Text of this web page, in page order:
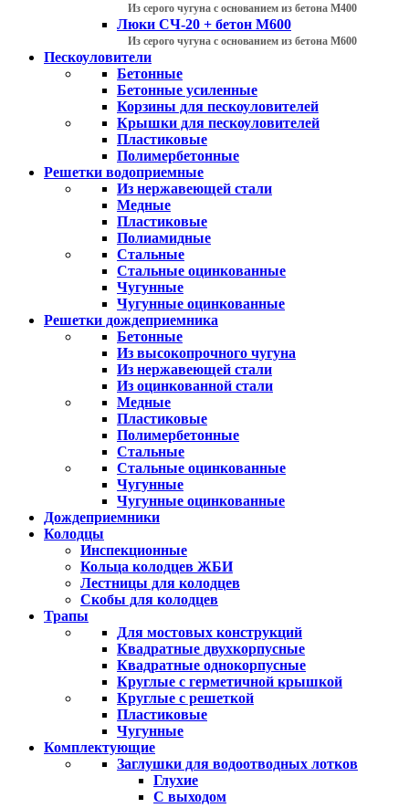
Из серого чугуна с основанием из бетона М400
Люки СЧ-20 + бетон М600
Из серого чугуна с основанием из бетона М600
Пескоуловители
Бетонные
Бетонные усиленные
Корзины для пескоуловителей
Крышки для пескоуловителей
Пластиковые
Полимербетонные
Решетки водоприемные
Из нержавеющей стали
Медные
Пластиковые
Полиамидные
Стальные
Стальные оцинкованные
Чугунные
Чугунные оцинкованные
Решетки дождеприемника
Бетонные
Из высокопрочного чугуна
Из нержавеющей стали
Из оцинкованной стали
Медные
Пластиковые
Полимербетонные
Стальные
Стальные оцинкованные
Чугунные
Чугунные оцинкованные
Дождеприемники
Колодцы
Инспекционные
Кольца колодцев ЖБИ
Лестницы для колодцев
Скобы для колодцев
Трапы
Для мостовых конструкций
Квадратные двухкорпусные
Квадратные однокорпусные
Круглые с герметичной крышкой
Круглые с решеткой
Пластиковые
Чугунные
Комплектующие
Заглушки для водоотводных лотков
Глухие
С выходом